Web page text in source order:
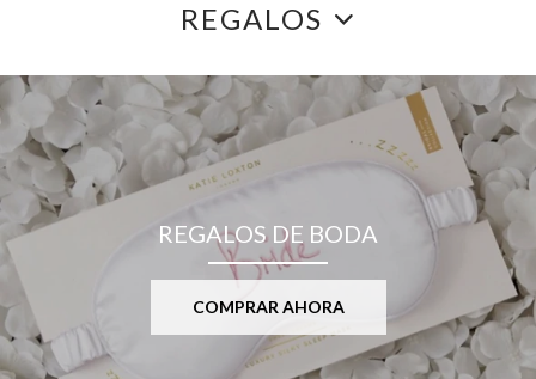
REGALOS
REGALOS DE BODA
COMPRAR AHORA